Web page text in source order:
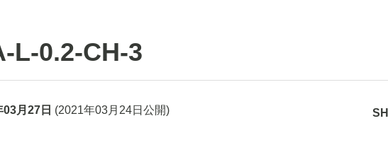
L-0.2-CH-3
月27日 (2021年03月24日 公開)